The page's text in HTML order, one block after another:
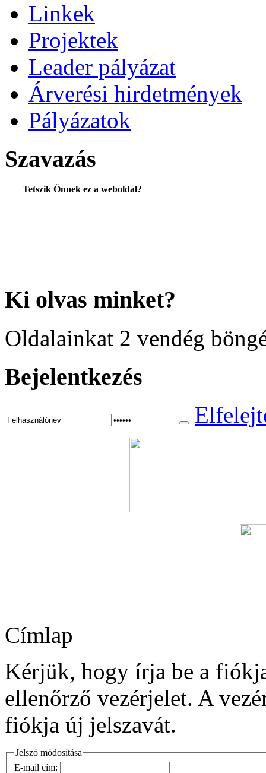
Linkek
Projektek
Leader pályázat
Árverési hirdetmények
Pályázatok
Szavazás
Tetszik Önnek ez a weboldal?
Ki olvas minket?
Oldalainkat 2 vendég
Bejelentkezés
Címlap
Kérjük, hogy írja be a
ellenőrző vezérjelet. A
fiókja új jelszavát.
Jelszó módosítása
E-mail cím: